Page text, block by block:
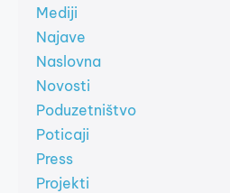
Mediji
Najave
Naslovna
Novosti
Poduzetništvo
Poticaji
Press
Projekti